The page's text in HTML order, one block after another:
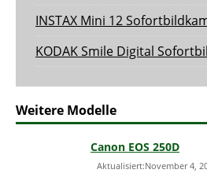
INSTAX Mini 12
KODAK Smile Digital
Weitere Modelle
Canon EOS 250D
Aktualisiert:November 4,